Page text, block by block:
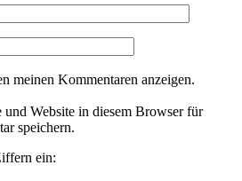
meinen Kommentaren anzeigen.
Website in diesem Browser für
speichern.
ein: